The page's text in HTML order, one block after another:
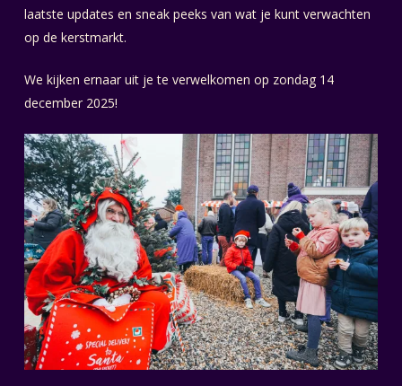
laatste updates en sneak peeks van wat je kunt verwachten
op de kerstmarkt.
We kijken ernaar uit je te verwelkomen op zondag 14
december 2025!